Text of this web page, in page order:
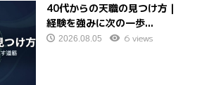
40代からの天職の見つけ方｜
経験を強みに次の一歩...
2026.08.05 6 views